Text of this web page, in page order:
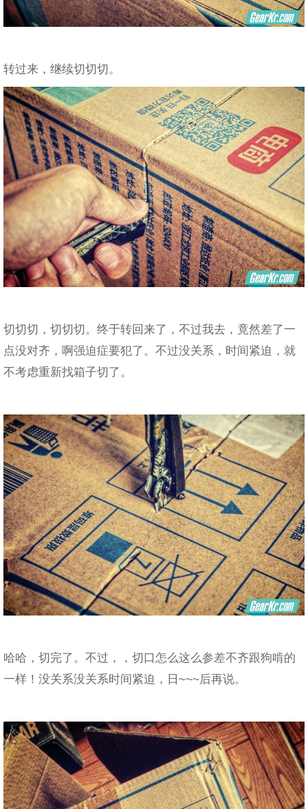
转过来，继续切切切。
切切切，切切切。终于转回来了，不过我去，竟然差了一
点没对齐，啊强迫症要犯了。不过没关系，时间紧迫，就
不考虑重新找箱子切了。
哈哈，切完了。不过，，切口怎么这么参差不齐跟狗啃的
一样！没关系没关系时间紧迫，日~~~后再说。